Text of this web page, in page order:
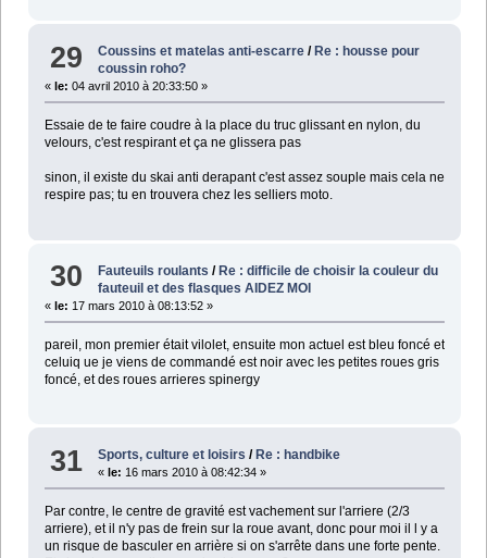
29 Coussins et matelas anti-escarre / Re : housse pour
coussin roho?
« le: 04 avril 2010 à 20:33:50 »
Essaie de te faire coudre à la place du truc glissant en nylon, du
velours, c'est respirant et ça ne glissera pas
sinon, il existe du skai anti derapant c'est assez souple mais cela ne
respire pas; tu en trouvera chez les selliers moto.
30 Fauteuils roulants /Re : difficile de choisir la couleur du
fauteuil et des flasques AIDEZ MOI
« le: 17 mars 2010 à 08:13:52 »
pareil, mon premier était vilolet, ensuite mon actuel est bleu foncé et
celuiq ue je viens de commandé est noir avec les petites roues gris
foncé, et des roues arrieres spinergy
31 Sports, culture et loisirs / Re : handbike
« le: 16 mars 2010 à 08:42:34 »
Par contre, le centre de gravité est vachement sur l'arriere (2/3
arriere), et il n'y pas de frein sur la roue avant, donc pour moi il l y a
un risque de basculer en arrière si on s'arrête dans une forte pente.